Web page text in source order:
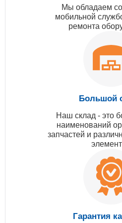
Мы обладаем
мобильной
ремонта
Большой
Наш склад - это
наименований
запчастей и
Гарантия